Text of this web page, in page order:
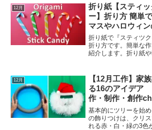
トの降誕をお祝いする
「クリス...
12月
折り紙【スティ
ー】折り方 簡単
マスやハロウィ
♪◇Halloween &
Origami 【Stick
折り紙で『スティツ
折り方です。簡単な
紹介します。折り紙
えたら、是非チャン
とうれしいです！チ...
12月
【12月工作】家
る16のアイデア
作・制作・創作
decorations
基本的にツリーを始
の飾りつけは、クリ
れる赤・白・緑の3色